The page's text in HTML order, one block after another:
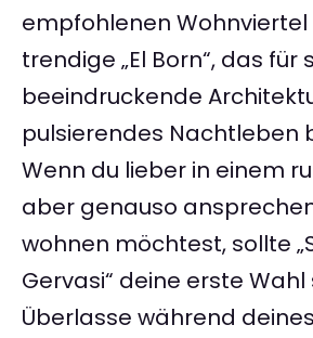
empfohlenen Wohnviertel
trendige „El Born“, das für
beeindruckende
pulsierendes Nachtleben
Wenn du lieber in einem
aber genauso
wohnen möchtest, sollte
Gervasi“ deine erste Wahl
Überlasse während